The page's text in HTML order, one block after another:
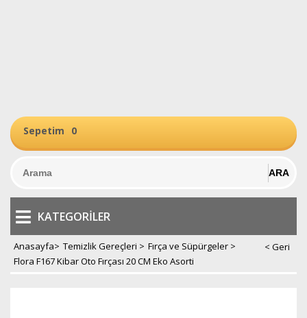
Sepetim 0
KATEGORILER
Anasayfa> Temizlik Gereçleri > Fırça ve Süpürgeler >
Flora F167 Kibar Oto Fırçası 20 CM Eko Asorti